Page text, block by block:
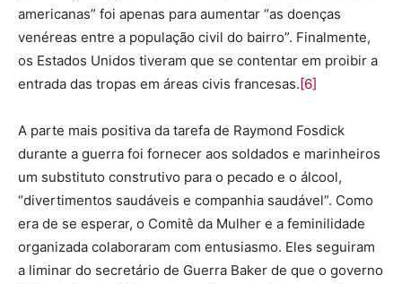
americanas” foi apenas para aumentar “as doenças
venéreas entre a população civil do bairro”. Finalmente,
os Estados Unidos tiveram que se contentar em proibir a
entrada das tropas em áreas civis francesas.[6]
A parte mais positiva da tarefa de Raymond Fosdick
durante a guerra foi fornecer aos soldados e marinheiros
um substituto construtivo para o pecado e o álcool,
“divertimentos saudáveis ​​e companhia saudável”. Como
era de se esperar, o Comitê da Mulher e a feminilidade
organizada colaboraram com entusiasmo. Eles seguiram
a liminar do secretário de Guerra Baker de que o governo